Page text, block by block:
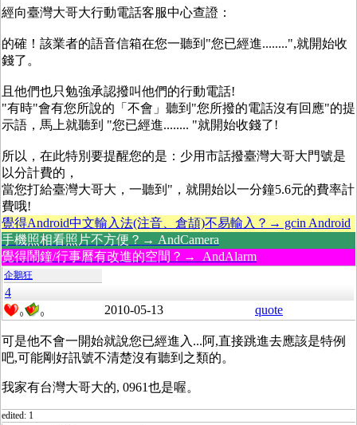
經向臺灣大哥大行動電話客服中心查證：
的確！該業者的語音信箱在您一聽到"您已經進........",就開始收
錢了。
且他們也只勉強承認撥叫他們的行動電話!
"有時"會有您所說的「不會」聽到"您所撥的電話沒有回應"的提
示語，馬上就聽到 "您已經進........ "就開始收錢了!
所以，在此特別要提醒您的是：少用市話撥臺灣大哥大門號是
以分計費的，
當您打給臺灣大哥大，一聽到"，就開始以一分鐘5.6元的費率計
費哦!
覺得Android中文輸入法(注音、倉頡)不易輸入？→ gcin Android
手機照相看照片不方便？→ AndCamera
覺得鬧鐘/行事曆有改進的空間？→ AndAlarm
企鵝狂
4
0 0 2010-05-13 quote
可是他不會一開始就說您已經進入...阿,直接跳進去應該是特例
吧,可能剛好訊號不清楚沒有聽到之類的。
我家有台灣大哥大的, 0961也是喔。
edited: 1